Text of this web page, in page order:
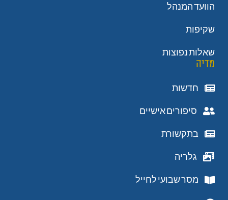
הוועד המנהל
שקיפות
שאלות נפוצות
מדיה
חדשות
סיפורים אישיים
בתקשורת
גלריה
מסר שבועי לחייל